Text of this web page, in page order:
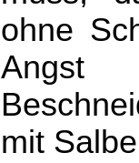
ohne
mit